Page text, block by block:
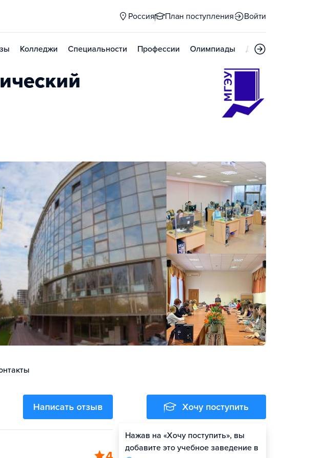
Россия План поступления Войти
Колледжи Специальности Профессии Олимпиады Дни открытых
Написать отзыв Хочу поступить
Нажав на «Хочу поступить», вы
добавите это учебное заведение в